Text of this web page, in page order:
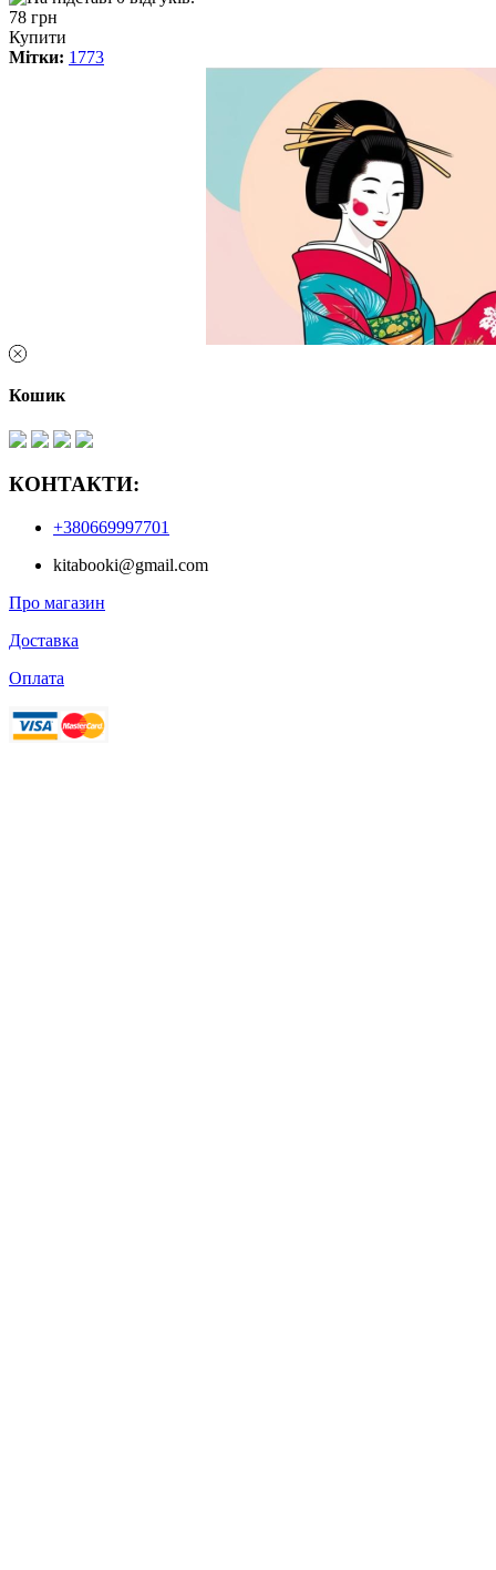
78 грн
Купити
Мітки: 1773
Кошик
КОНТАКТИ:
+380669997701
kitabooki@gmail.com
Про магазин
Доставка
Оплата